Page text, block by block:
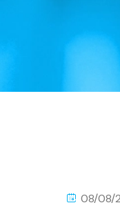
08/08/